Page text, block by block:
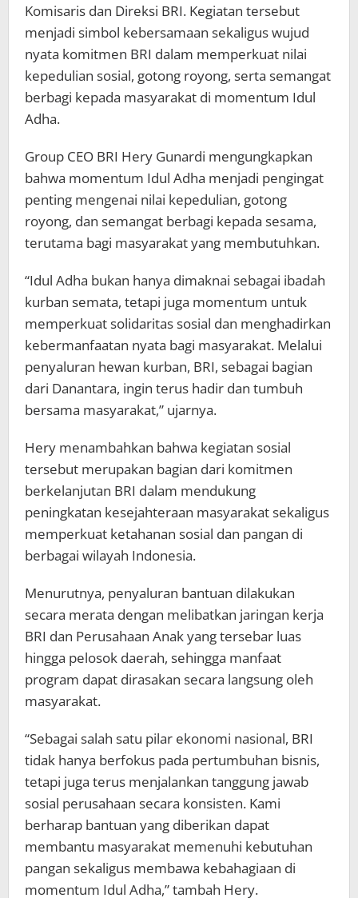
Komisaris dan Direksi BRI. Kegiatan tersebut
menjadi simbol kebersamaan sekaligus wujud
nyata komitmen BRI dalam memperkuat nilai
kepedulian sosial, gotong royong, serta semangat
berbagi kepada masyarakat di momentum Idul
Adha.
Group CEO BRI Hery Gunardi mengungkapkan
bahwa momentum Idul Adha menjadi pengingat
penting mengenai nilai kepedulian, gotong
royong, dan semangat berbagi kepada sesama,
terutama bagi masyarakat yang membutuhkan.
“Idul Adha bukan hanya dimaknai sebagai ibadah
kurban semata, tetapi juga momentum untuk
memperkuat solidaritas sosial dan menghadirkan
kebermanfaatan nyata bagi masyarakat. Melalui
penyaluran hewan kurban, BRI, sebagai bagian
dari Danantara, ingin terus hadir dan tumbuh
bersama masyarakat,” ujarnya.
Hery menambahkan bahwa kegiatan sosial
tersebut merupakan bagian dari komitmen
berkelanjutan BRI dalam mendukung
peningkatan kesejahteraan masyarakat sekaligus
memperkuat ketahanan sosial dan pangan di
berbagai wilayah Indonesia.
Menurutnya, penyaluran bantuan dilakukan
secara merata dengan melibatkan jaringan kerja
BRI dan Perusahaan Anak yang tersebar luas
hingga pelosok daerah, sehingga manfaat
program dapat dirasakan secara langsung oleh
masyarakat.
“Sebagai salah satu pilar ekonomi nasional, BRI
tidak hanya berfokus pada pertumbuhan bisnis,
tetapi juga terus menjalankan tanggung jawab
sosial perusahaan secara konsisten. Kami
berharap bantuan yang diberikan dapat
membantu masyarakat memenuhi kebutuhan
pangan sekaligus membawa kebahagiaan di
momentum Idul Adha,” tambah Hery.